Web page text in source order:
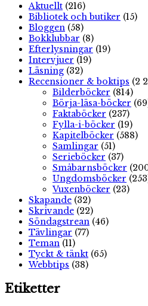
Aktuellt (216)
Bibliotek och butiker (15)
Bloggen (58)
Bokklubbar (8)
Efterlysningar (19)
Intervjuer (19)
Läsning (32)
Recensioner & boktips (2
Bilderböcker (814)
Börja-läsa-böcker
Faktaböcker (237)
Fylla-i-böcker (19)
Kapitelböcker (588)
Samlingar (51)
Serieböcker (37)
Småbarnsböcker
Ungdomsböcker
Vuxenböcker (23)
Skapande (32)
Skrivande (22)
Söndagstrean (46)
Tävlingar (77)
Teman (11)
Tyckt & tänkt (65)
Webbtips (38)
Etiketter